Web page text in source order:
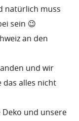
natürlich muss
sein 😉
an den
und wir
das alles nicht
Deko und unsere